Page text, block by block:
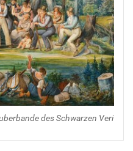
des Schwarzen Veri